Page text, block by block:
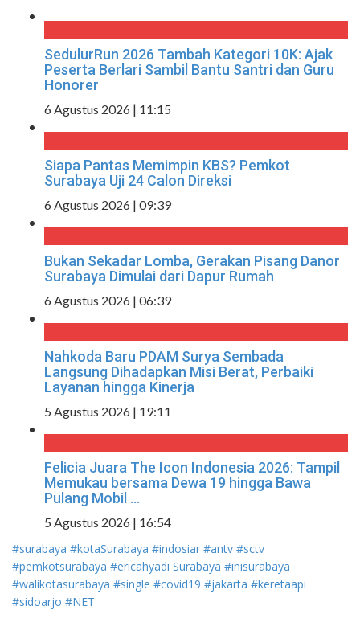
SedulurRun 2026 Tambah Kategori 10K: Ajak
Peserta Berlari Sambil Bantu Santri dan Guru
Honorer
6 Agustus 2026 | 11:15
Siapa Pantas Memimpin KBS? Pemkot
Surabaya Uji 24 Calon Direksi
6 Agustus 2026 | 09:39
Bukan Sekadar Lomba, Gerakan Pisang Danor
Surabaya Dimulai dari Dapur Rumah
6 Agustus 2026 | 06:39
Nahkoda Baru PDAM Surya Sembada
Langsung Dihadapkan Misi Berat, Perbaiki
Layanan hingga Kinerja
5 Agustus 2026 | 19:11
Felicia Juara The Icon Indonesia 2026: Tampil
Memukau bersama Dewa 19 hingga Bawa
Pulang Mobil ...
5 Agustus 2026 | 16:54
#surabaya #kotaSurabaya #indosiar #antv #sctv
#pemkotsurabaya #ericahyadi Surabaya #inisurabaya
#walikotasurabaya #single #covid19 #jakarta #keretaapi
#sidoarjo #NET